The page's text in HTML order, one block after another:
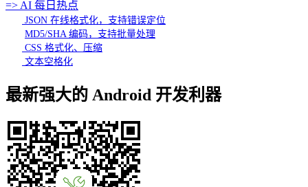
=> AI 每日热点
JSON 在线格式化，支持错误定位
MD5/SHA 编码，支持批量处理
CSS 格式化、压缩
文本空格化
最新强大的 Android 开发利器